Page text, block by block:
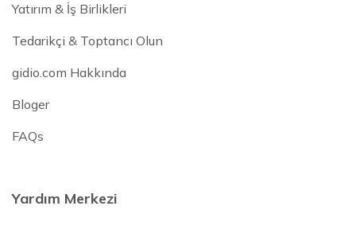
Yatırım & İş Birlikleri
Tedarikçi & Toptancı Olun
gidio.com Hakkında
Bloger
FAQs
Yardım Merkezi